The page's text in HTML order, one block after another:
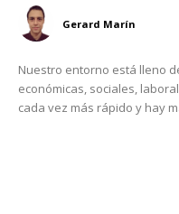
Gerard Marín
Nuestro entorno está lleno
económicas, sociales,
cada vez más rápido y hay